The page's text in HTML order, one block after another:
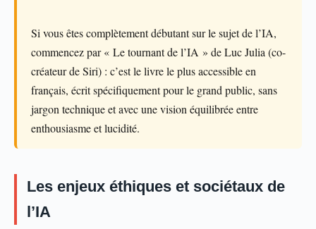
Si vous êtes complètement débutant sur le sujet de l’IA,
commencez par « Le tournant de l’IA » de Luc Julia (co-
créateur de Siri) : c’est le livre le plus accessible en
français, écrit spécifiquement pour le grand public, sans
jargon technique et avec une vision équilibrée entre
enthousiasme et lucidité.
Les enjeux éthiques et sociétaux de
l’IA